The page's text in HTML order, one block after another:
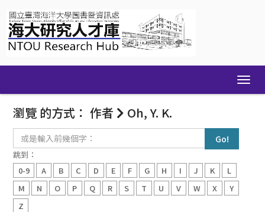
navigation
瀏覽 的方式： 作者 Oh, Y. K.
入
前
幾
個
跳到：
0-9
A B C D E F G H I J K
L
M
N O P Q R S T U V W X
Y
Z